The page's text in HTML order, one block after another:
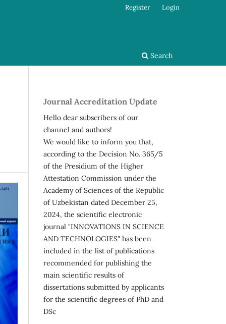
Search
Register Login
Journal Accreditation Update
Hello dear subscribers of our
channel and authors!
We would like to inform you that,
according to the Decision No. 365/5
of the Presidium of the Higher
Attestation Commission under the
Academy of Sciences of the Republic
of Uzbekistan dated December 25,
2024, the scientific electronic
journal "INNOVATIONS IN SCIENCE
AND TECHNOLOGIES" has been
included in the list of publications
recommended for publishing the
main scientific results of
dissertations submitted by applicants
for the scientific degrees of PhD and
DSc